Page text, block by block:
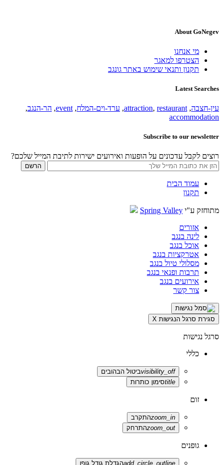
About GoNegev
מי אנחנו
הצטרפו למאגר
תקנון ותנאי שימוש באתר גונגב
Latest Searches
עין-חצבה,
attraction, restaurant
, ערד-וים-המלח,
event
, הר-הנגב,
accommodation
Subscribe to our newsletter
רוצים לקבל עדכונים על הופעות ואירועים ישירות לתיבת המייל שלכם?
עמוד הבית
תקנון
מתוחזק ע"י Spring Valley
אזורים
לינה בנגב
אוכל בנגב
אטרקציות בנגב
מסלולי טיול בנגב
תרבות ופנאי בנגב
אירועים בנגב
צור קשר
סגירת סרגל הנגישות X
סרגל נגישות
כללי
visibility_offביטול הבהובים
titleסימון כותרות
זום
zoom_inהתקרב
zoom_outהתרחק
גופנים
add_circle_outlineהגדלת גודל גופן